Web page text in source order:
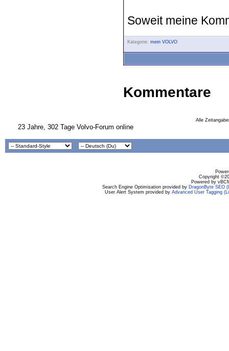
Soweit meine
Kategorie: mein VOLVO
Kommentare
Alle
23 Jahre, 302 Tage Volvo-Forum online
Copyright
Powered by
Search Engine Optimisation provided by DragonByte SEO
User Alert System provided by Advanced User Tagging